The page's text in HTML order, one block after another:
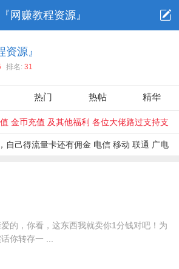
『网赚教程资源』
资源』
排名: 31
热门 热帖 精华
金币充值 及其他福利 各位大佬路过支持支
自己得流量卡还有佣金 电信 移动 联通 广电
的，你看，这东西我就卖你1分钱对吧！为
你转存一 ...